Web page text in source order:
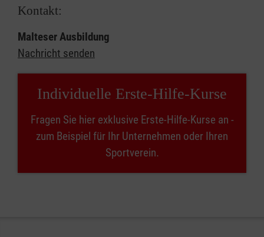
Kontakt:
Malteser Ausbildung
Nachricht senden
Individuelle Erste-Hilfe-Kurse
Fragen Sie hier exklusive Erste-Hilfe-Kurse an -
zum Beispiel für Ihr Unternehmen oder Ihren
Sportverein.